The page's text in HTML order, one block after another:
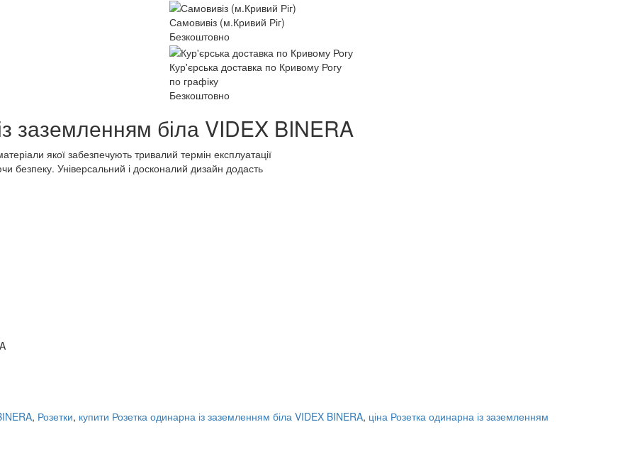
Самовивіз (м.Кривий Ріг)
Безкоштовно
Кур'єрська доставка по Кривому Рогу
по графіку
Безкоштовно
заземленням біла VIDEX BINERA
якої забезпечують тривалий термін експлуатації
безпеку. Універсальний і досконалий дизайн додасть
, Розетки, купити Розетка одинарна із заземленням біла VIDEX BINERA, ціна Розетка одинарна із заземленням